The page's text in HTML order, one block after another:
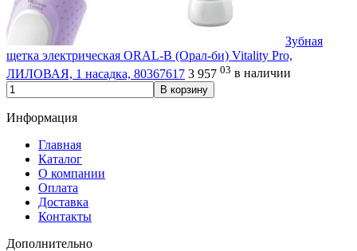
Зубная
щетка электрическая ORAL-B (Орал-би) Vitality Pro,
ЛИЛОВАЯ, 1 насадка, 80367617 3 957 03 в наличии
В корзину
Информация
Главная
Каталог
О компании
Оплата
Доставка
Контакты
Дополнительно